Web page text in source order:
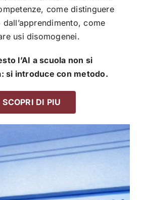
come distinguere
come
usi disomogenei.
l’AI a scuola non si
si introduce con metodo.
SCOPRI DI PIU